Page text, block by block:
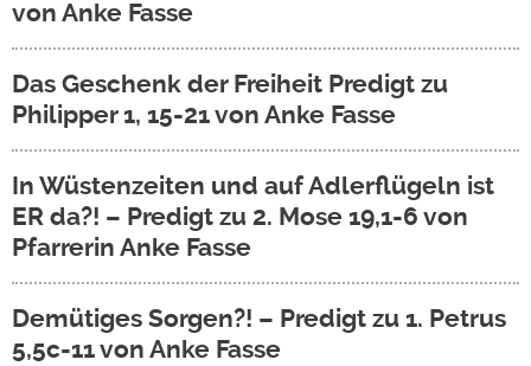
von Anke Fasse
Das Geschenk der Freiheit Predigt zu
Philipper 1, 15-21 von Anke Fasse
In Wüstenzeiten und auf Adlerflügeln ist
ER da?! – Predigt zu 2. Mose 19,1-6 von
Pfarrerin Anke Fasse
Demütiges Sorgen?! – Predigt zu 1. Petrus
5,5c-11 von Anke Fasse